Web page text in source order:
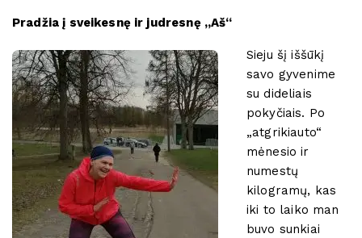
Pradžia į sveikesnę ir judresnę „Aš“
Sieju šį iššūkį
savo gyvenime
su dideliais
pokyčiais. Po
„atgrikiauto“
mėnesio ir
numestų
kilogramų, kas
iki to laiko man
buvo sunkiai